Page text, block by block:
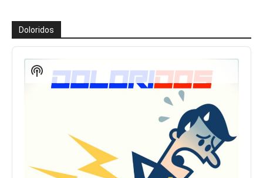
Doloridos
Reproductor
audioShow
Podcast